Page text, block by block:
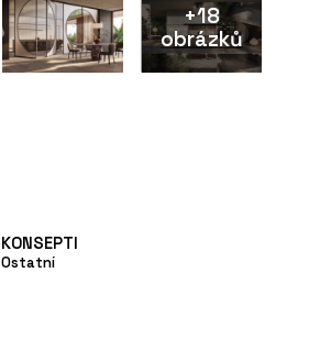
+18
obrázků
KONSEPTI
Ostatní